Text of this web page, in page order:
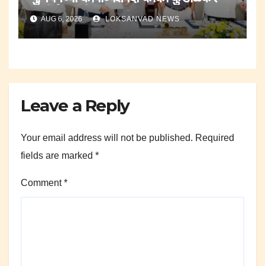
यांची नियुक्ती.
AUG 6, 2026 LOKSANVAD NEWS
Leave a Reply
Your email address will not be published. Required
fields are marked *
Comment*